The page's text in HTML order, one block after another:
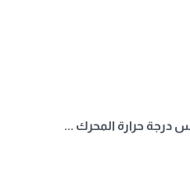
درجة حرارة المحرك ...